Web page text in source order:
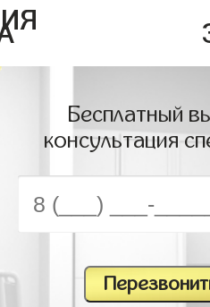
Бесплатный
консультация